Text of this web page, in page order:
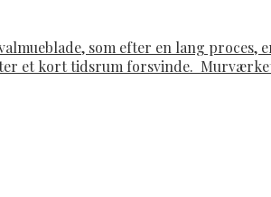
som efter en lang
et kort tidsrum forsvinde.